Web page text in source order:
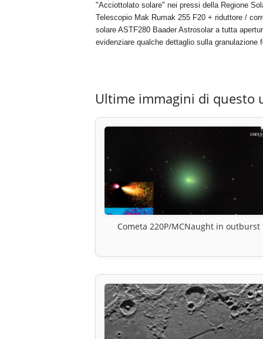
"Acciottolato solare" nei pressi della Regione
Telescopio Mak Rumak 255 F20 + riduttore /
solare ASTF280 Baader Astrosolar a tutta
evidenziare qualche dettaglio sulla granulazione
Ultime immagini di questo
Cometa 220P/MCNaught in outburst